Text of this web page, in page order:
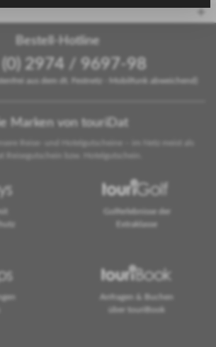
Bestell-Hotline
2974 / 9697-98
aus dem dt. Festnetz - Mobilfunk abweichend)
Marken von touriDat
Reise- und Hotelgutscheine – im Netz meist als
Reisegutschein bzw. Hotelgutschein.
Golferlebnisse der
Extraklasse
Anfragen & Buchen
über touriBook